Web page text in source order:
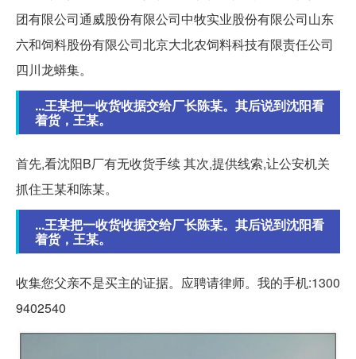
团有限公司通威股份有限公司中牧实业股份有限公司山东
六和饲料股份有限公司北京大北农饲料科技有限责任公司
四川龙蟒集。
...王某把一收货收据交给厂长陈某。其后说到沈阳看
着货，王某。
首先,看沈阳B厂有无收货手续 其次,提供线索,让公安机关
抓住王某和陈某。
...王某把一收货收据交给厂长陈某。其后说到沈阳看
着货，王某。
收集您父亲不是买主的证据。应聘请律师。我的手机:1300
9402540